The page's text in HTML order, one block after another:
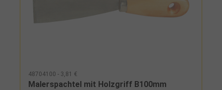
48704100 - 3,81 €
Malerspachtel mit Holzgriff B100mm